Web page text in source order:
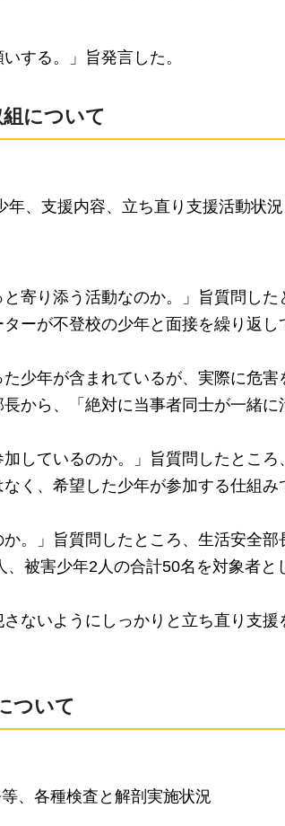
する。」旨発言した。
について
、支援内容、立ち直り支援活動状
寄り添う活動なのか。」旨質問した
ーが不登校の少年と面接を繰り返
少年が含まれているが、実際に危
から、「絶対に当事者同士が一緒
しているのか。」旨質問したとこ
く、希望した少年が参加する仕組
。」旨質問したところ、生活安全
被害少年2人の合計50名を対象者と
ないようにしっかりと立ち直り支
ついて
、各種検査と解剖実施状況